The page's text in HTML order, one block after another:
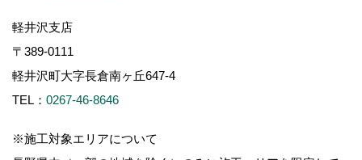
軽井沢支店
〒389-0111
軽井沢町大字長倉南ヶ丘647-4
TEL： 0267-46-8646
※施工対象エリアについて